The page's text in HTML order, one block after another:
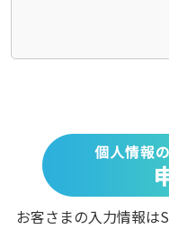
お客さまの入力情報は